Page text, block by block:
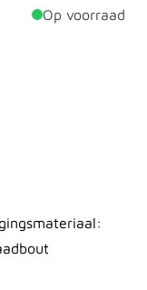
Op voorraad